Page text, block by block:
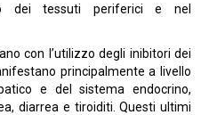
dei tessuti periferici e nel
con l’utilizzo degli inibitori dei
principalmente a livello
e del sistema endocrino,
diarrea e tiroiditi. Questi ultimi